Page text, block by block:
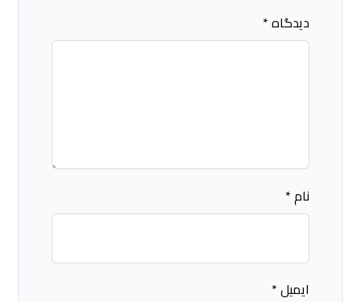
دیدگاه*
نام*
ایمیل*